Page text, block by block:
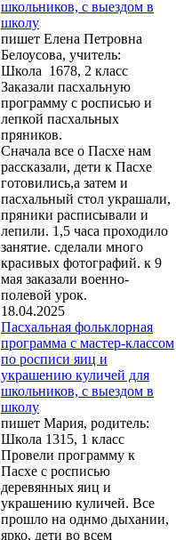
школьников, с выездом в
школу
пишет Елена Петровна
Белоусова, учитель:
Школа 1678, 2 класс
Заказали пасхальную
программу с росписью и
лепкой пасхальных
пряников.
Сначала все о Пасхе нам
рассказали, дети к Пасхе
готовились,а затем и
пасхальный стол украшали,
пряники расписывали и
лепили. 1,5 часа проходило
занятие. сделали много
красивых фотографий. к 9
мая заказали военно-
полевой урок.
18.04.2025
Пасхальная фольклорная
программа с мастер-классом
по росписи яиц и
украшению куличей для
школьников, с выездом в
школу
пишет Мария, родитель:
Школа 1315, 1 класс
Провели программу к
Пасхе с росписью
деревянных яиц и
украшению куличей. Все
прошло на однмо дыхании,
ярко, дети во всем